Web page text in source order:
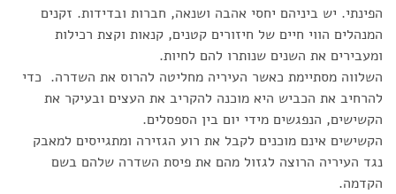
הפינתי. יש ביניהם יחסי אהבה ושנאה, חברות ובדידות. זקנים
המנהלים הווי חיים של חיזורים קטנים, קנאות וקצת רכילות
ומעבירים את השנים שנותרו להם לחיות.
השלווה מסתיימת כאשר העיריה מחליטה להרוס את השדרה. כדי
להרחיב את הכביש היא מוכנה להקריב את העצים ובעיקר את
הקשישים, הנפגשים מידי יום בין הספסלים.
הקשישים אינם מוכנים לקבל את רוע הגזירה ומתגייסים למאבק
נגד העיריה הרוצה לגזול מהם את פיסת השדרה שלהם בשם
הקדמה.